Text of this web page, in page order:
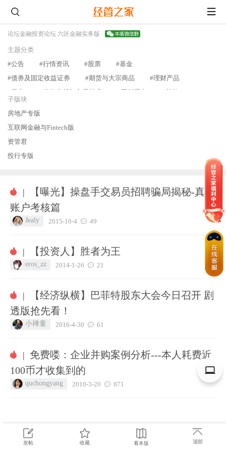
论坛金融投资论坛 六区金融实务版
主题分类
#公告
#行情资讯 #股票
#基金
#债券及固定收益证券
#期货与大宗商品
#理财产品
#黄金
#价值分析与交易技术 #原创观点 #其他
子版块
房地产专版
互联网金融与Fintech版
资管君
投行专版
不动产与金融市场
|
【曝光】操盘手交易员招聘骗局揭秘-真实
账户考核篇
Jealy 2015-10-4 49
| 【投资人】胜者为王
eros_zz 2014-1-26 21
|
【经济纵横】巴菲特股东大会今日召开 剧
透版抢先看！
小禅童 2016-4-30 61
| 免费喽：企业并购案例分析---本人耗费近
100币才收集到的
quchongyang 2010-3-20 871
发帖 收藏 看本版 顶部